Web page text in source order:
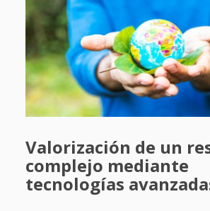
Valorización de un
complejo mediante
tecnologías